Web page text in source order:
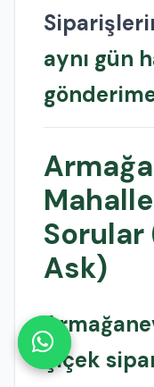
aynı gün
gönderime
Sorular
Ask)
çiçek